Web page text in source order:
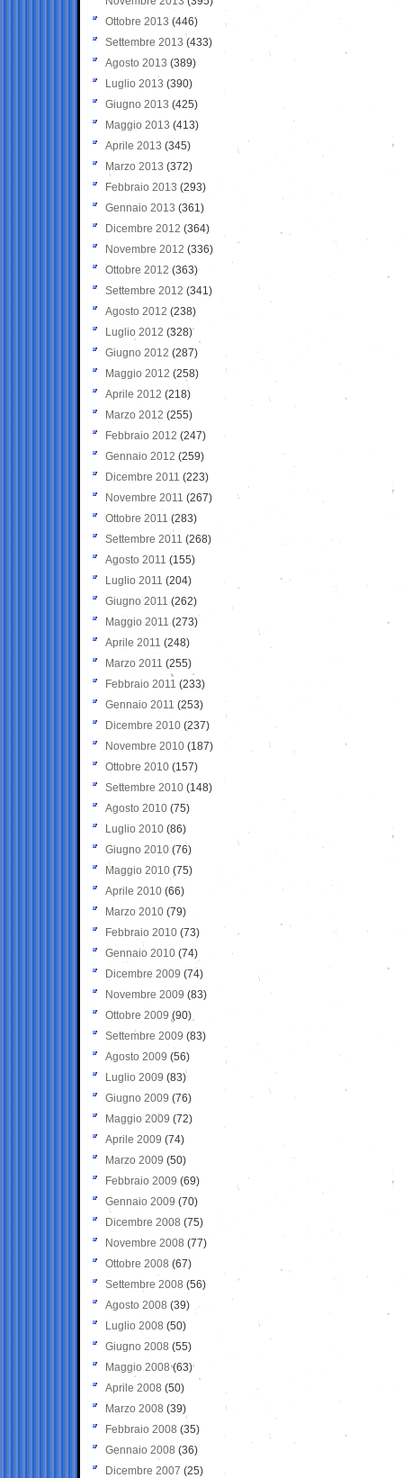
Ottobre 2013 (446)
Settembre 2013 (433)
Agosto 2013 (389)
Luglio 2013 (390)
Giugno 2013 (425)
Maggio 2013 (413)
Aprile 2013 (345)
Marzo 2013 (372)
Febbraio 2013 (293)
Gennaio 2013 (361)
Dicembre 2012 (364)
Novembre 2012 (336)
Ottobre 2012 (363)
Settembre 2012 (341)
Agosto 2012 (238)
Luglio 2012 (328)
Giugno 2012 (287)
Maggio 2012 (258)
Aprile 2012 (218)
Marzo 2012 (255)
Febbraio 2012 (247)
Gennaio 2012 (259)
Dicembre 2011 (223)
Novembre 2011 (267)
Ottobre 2011 (283)
Settembre 2011 (268)
Agosto 2011 (155)
Luglio 2011 (204)
Giugno 2011 (262)
Maggio 2011 (273)
Aprile 2011 (248)
Marzo 2011 (255)
Febbraio 2011 (233)
Gennaio 2011 (253)
Dicembre 2010 (237)
Novembre 2010 (187)
Ottobre 2010 (157)
Settembre 2010 (148)
Agosto 2010 (75)
Luglio 2010 (86)
Giugno 2010 (76)
Maggio 2010 (75)
Aprile 2010 (66)
Marzo 2010 (79)
Febbraio 2010 (73)
Gennaio 2010 (74)
Dicembre 2009 (74)
Novembre 2009 (83)
Ottobre 2009 (90)
Settembre 2009 (83)
Agosto 2009 (56)
Luglio 2009 (83)
Giugno 2009 (76)
Maggio 2009 (72)
Aprile 2009 (74)
Marzo 2009 (50)
Febbraio 2009 (69)
Gennaio 2009 (70)
Dicembre 2008 (75)
Novembre 2008 (77)
Ottobre 2008 (67)
Settembre 2008 (56)
Agosto 2008 (39)
Luglio 2008 (50)
Giugno 2008 (55)
Maggio 2008(63)
Aprile 2008 (50)
Marzo 2008 (39)
Febbraio 2008 (35)
Gennaio 2008 (36)
Dicembre 2007 (25)